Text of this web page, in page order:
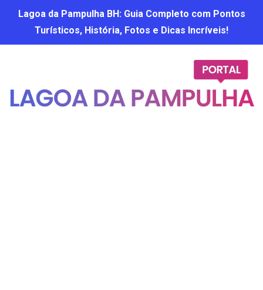
Lagoa da Pampulha BH: Guia Completo com Pontos
Turísticos, História, Fotos e Dicas Incríveis!